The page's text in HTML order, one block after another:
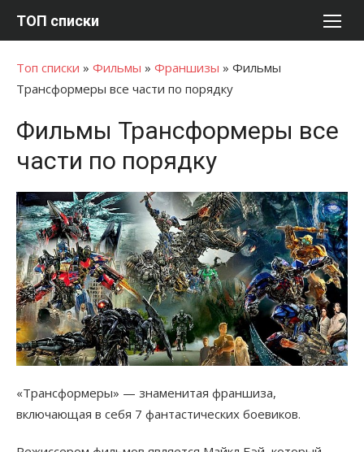
ТОП списки
Топ списки » Фильмы » Франшизы » Фильмы
Трансформеры все части по порядку
Фильмы Трансформеры все
части по порядку
«Трансформеры» — знаменитая франшиза,
включающая в себя 7 фантастических боевиков.